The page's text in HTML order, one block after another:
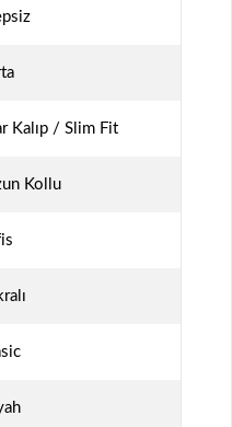
Kalıp / Slim Fit
Kollu